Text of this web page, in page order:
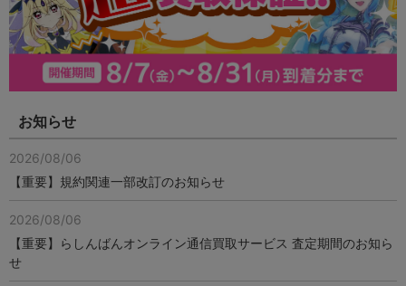
お知らせ
2026/08/06
【重要】規約関連一部改訂のお知らせ
2026/08/06
【重要】らしんばんオンライン通信買取サービス 査定期間のお知ら
せ